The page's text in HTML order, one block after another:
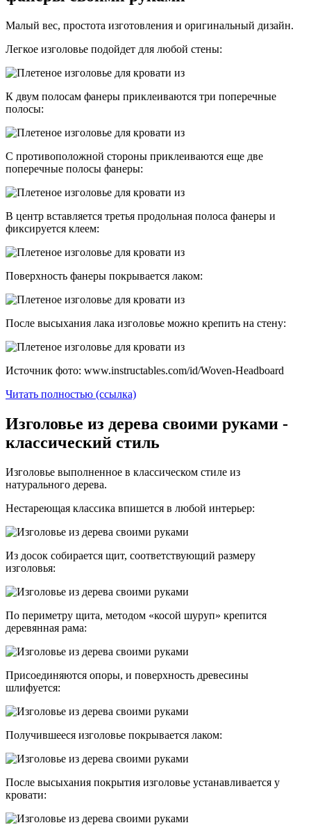
Малый вес, простота изготовления и оригинальный дизайн.
Легкое изголовье подойдет для любой стены:
К двум полосам фанеры приклеиваются три поперечные
полосы:
С противоположной стороны приклеиваются еще две
поперечные полосы фанеры:
В центр вставляется третья продольная полоса фанеры и
фиксируется клеем:
Поверхность фанеры покрывается лаком:
После высыхания лака изголовье можно крепить на стену:
Источник фото: www.instructables.com/id/Woven-Headboard
Читать полностью (ссылка)
Изголовье из дерева своими руками -
классический стиль
Изголовье выполненное в классическом стиле из
натурального дерева.
Нестареющая классика впишется в любой интерьер:
Из досок собирается щит, соответствующий размеру
изголовья:
По периметру щита, методом «косой шуруп» крепится
деревянная рама:
Присоединяются опоры, и поверхность древесины
шлифуется:
Получившееся изголовье покрывается лаком:
После высыхания покрытия изголовье устанавливается у
кровати: